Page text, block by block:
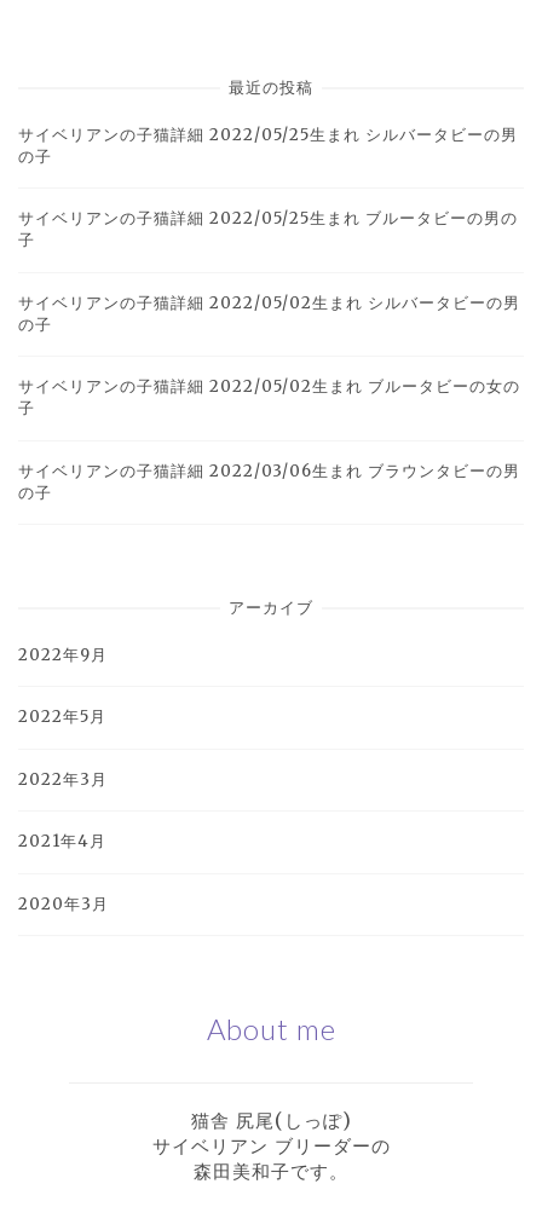
最近の投稿
サイベリアンの子猫詳細 2022/05/25生まれ シルバータビーの男
の子
サイベリアンの子猫詳細 2022/05/25生まれ ブルータビーの男の
子
サイベリアンの子猫詳細 2022/05/02生まれ シルバータビーの男
の子
サイベリアンの子猫詳細 2022/05/02生まれ ブルータビーの女の
子
サイベリアンの子猫詳細 2022/03/06生まれ ブラウンタビーの男
の子
アーカイブ
2022年9月
2022年5月
2022年3月
2021年4月
2020年3月
About me
猫舎 尻尾(しっぽ)
サイベリアン ブリーダーの
森田美和子です。